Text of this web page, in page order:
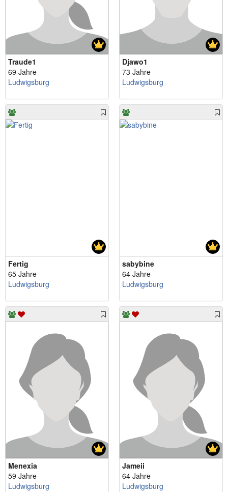
Traude1
69 Jahre
Ludwigsburg
Djawo1
73 Jahre
Ludwigsburg
Fertig
65 Jahre
Ludwigsburg
sabybine
64 Jahre
Ludwigsburg
Menexia
59 Jahre
Ludwigsburg
Jameii
64 Jahre
Ludwigsburg